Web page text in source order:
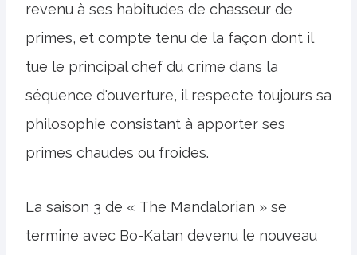
revenu à ses habitudes de chasseur de
primes, et compte tenu de la façon dont il
tue le principal chef du crime dans la
séquence d'ouverture, il respecte toujours sa
philosophie consistant à apporter ses
primes chaudes ou froides.
La saison 3 de « The Mandalorian » se
termine avec Bo-Katan devenu le nouveau